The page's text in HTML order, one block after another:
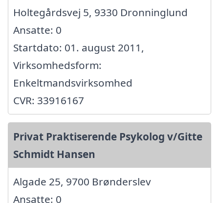
Holtegårdsvej 5, 9330 Dronninglund
Ansatte: 0
Startdato: 01. august 2011,
Virksomhedsform:
Enkeltmandsvirksomhed
CVR: 33916167
Privat Praktiserende Psykolog v/Gitte
Schmidt Hansen
Algade 25, 9700 Brønderslev
Ansatte: 0